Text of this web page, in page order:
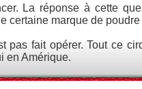
La réponse à cette
certaine marque de poudre
pas fait opérer. Tout ce
en Amérique.